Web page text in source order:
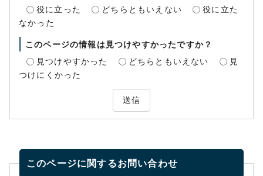
役に立った
どちらともいえない
役に立た
なかった
このページの情報は見つけやすかったですか？
見つけやすかった
どちらともいえない
見
つけにくかった
送信
このページに関するお問い合わせ